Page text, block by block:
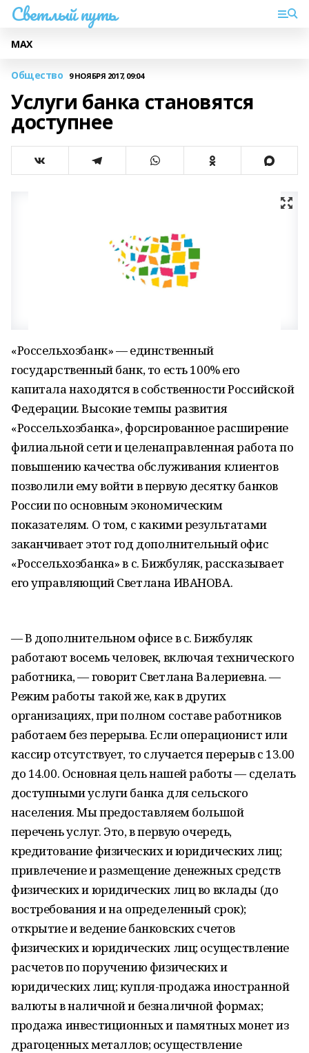
Светлый путь
МАХ
Общество 9 НОЯБРЯ 2017, 09:04
Услуги банка становятся
доступнее
«Россельхозбанк» — единственный
государственный банк, то есть 100% его
капитала находятся в собственности Российской
Федерации. Высокие темпы развития
«Россельхозбанка», форсированное расширение
филиальной сети и целенаправленная работа по
повышению качества обслуживания клиентов
позволили ему войти в первую десятку банков
России по основным экономическим
показателям. О том, с какими результатами
заканчивает этот год дополнительный офис
«Россельхозбанка» в с. Бижбуляк, рассказывает
его управляющий Светлана ИВАНОВА.
— В дополнительном офисе в с. Бижбуляк
работают восемь человек, включая технического
работника, — говорит Светлана Валериевна. —
Режим работы такой же, как в других
организациях, при полном составе работников
работаем без перерыва. Если операционист или
кассир отсутствует, то случается перерыв с 13.00
до 14.00. Основная цель нашей работы — сделать
доступными услуги банка для сельского
населения. Мы предоставляем большой
перечень услуг. Это, в первую очередь,
кредитование физических и юридических лиц;
привлечение и размещение денежных средств
физических и юридических лиц во вклады (до
востребования и на определенный срок);
открытие и ведение банковских счетов
физических и юридических лиц; осуществление
расчетов по поручению физических и
юридических лиц; купля-продажа иностранной
валюты в наличной и безналичной формах;
продажа инвестиционных и памятных монет из
драгоценных металлов; осуществление